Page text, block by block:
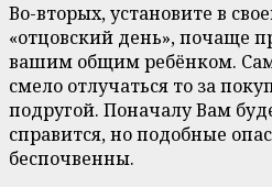
Во-вторых, установите в
«отцовский день», почаще
вашим общим ребёнком.
смело отлучаться то за
подругой. Поначалу Вам
справится, но подобные
беспочвенны.